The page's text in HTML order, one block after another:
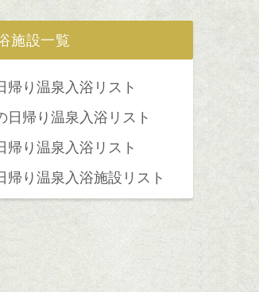
施設一覧
帰り温泉入浴リスト
日帰り温泉入浴リスト
帰り温泉入浴リスト
帰り温泉入浴施設リスト